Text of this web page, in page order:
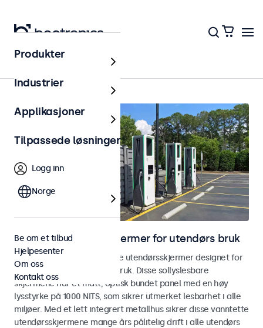
Hjem
Skjermer og touchskjermer for utendørs bruk
Utforsk våre værbestandige utendørsskjermer designet for
industriell og kommersiell bruk. Disse sollyslesbare
skjermene har et matt, optisk bundet panel med en høy
lysstyrke på 1000 NITS, som sikrer utmerket lesbarhet i alle
miljøer. Med et lett integrert metallhus sikrer disse vanntette
utendørsskjermene mange års pålitelig drift i alle utendørs
Produkter
Industrier
Applikasjoner
Tilpassede løsninger
Logg inn
Norge
Be om et tilbud
Hjelpesenter
Om oss
Kontakt oss